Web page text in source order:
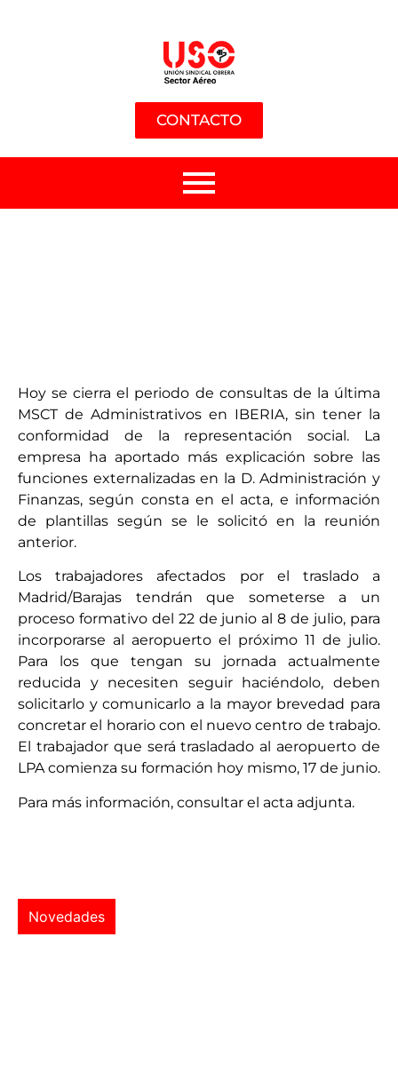
CONTACTO
Hoy se cierra el periodo de consultas de la última
MSCT de Administrativos en IBERIA, sin tener la
conformidad de la representación social. La
empresa ha aportado más explicación sobre las
funciones externalizadas en la D. Administración y
Finanzas, según consta en el acta, e información
de plantillas según se le solicitó en la reunión
anterior.
Los trabajadores afectados por el traslado a
Madrid/Barajas tendrán que someterse a un
proceso formativo del 22 de junio al 8 de julio, para
incorporarse al aeropuerto el próximo 11 de julio.
Para los que tengan su jornada actualmente
reducida y necesiten seguir haciéndolo, deben
solicitarlo y comunicarlo a la mayor brevedad para
concretar el horario con el nuevo centro de trabajo.
El trabajador que será trasladado al aeropuerto de
LPA comienza su formación hoy mismo, 17 de junio.
Para más información, consultar el acta adjunta.
Novedades